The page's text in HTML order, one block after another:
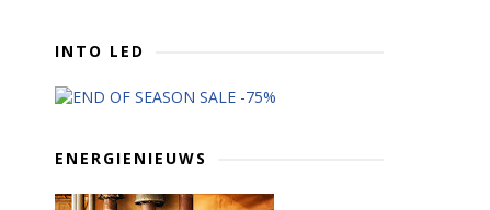
INTO LED
ENERGIENIEUWS